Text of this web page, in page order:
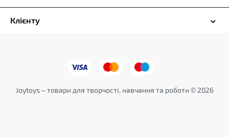
Клієнту
Joytoys – товари для творчості, навчання та роботи © 2026